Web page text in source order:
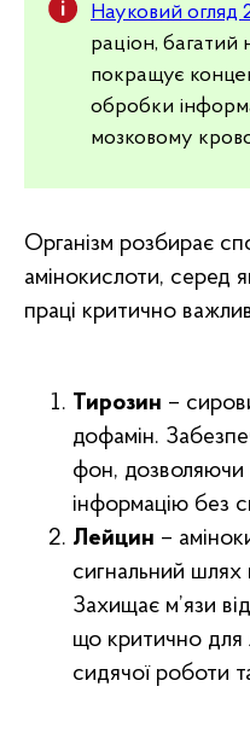
Науковий огляд
раціон, багатий
покращує
обробки
мозковому
Організм розбирає
амінокислоти, серед
праці критично
Тирозин –
дофамін.
фон, дозволяючи
інформацію без
Лейцин –
сигнальний шлях
Захищає м’язи
що критично для
сидячої роботи